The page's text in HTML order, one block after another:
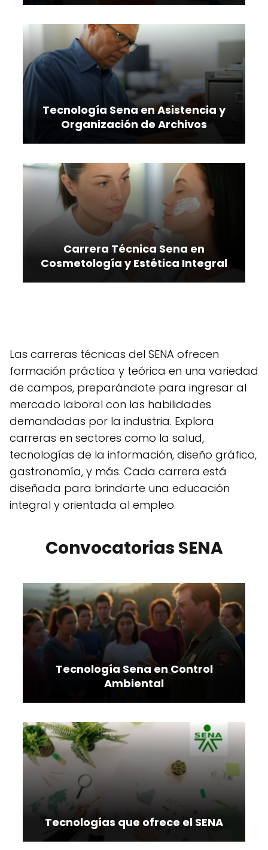
Tecnología Sena en Asistencia y
Organización de Archivos
Carrera Técnica Sena en
Cosmetología y Estética Integral
Las carreras técnicas del SENA ofrecen
formación práctica y teórica en una variedad
de campos, preparándote para ingresar al
mercado laboral con las habilidades
demandadas por la industria. Explora
carreras en sectores como la salud,
tecnologías de la información, diseño gráfico,
gastronomía, y más. Cada carrera está
diseñada para brindarte una educación
integral y orientada al empleo.
Convocatorias SENA
Tecnología Sena en Control
Ambiental
Tecnologías que ofrece el SENA